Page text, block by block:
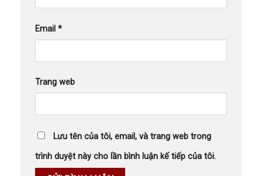
Email *
Trang web
Lưu tên của tôi, email, và trang web trong
trình duyệt này cho lần bình luận kế tiếp của tôi.